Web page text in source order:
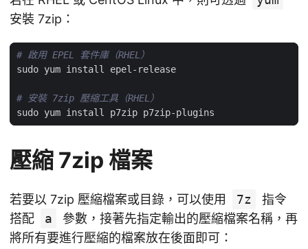
安裝 7zip：
# 啟用 EPEL 套件庫（RHEL）
# 安裝 7zip 壓縮工具（RHEL）
壓縮 7zip 檔案
若要以 7zip 壓縮檔案或目錄，可以使用 7z
指令
搭配
a
參數，接著先指定輸出的壓縮檔案名稱，再
將所有要進行壓縮的檔案放在後面即可：